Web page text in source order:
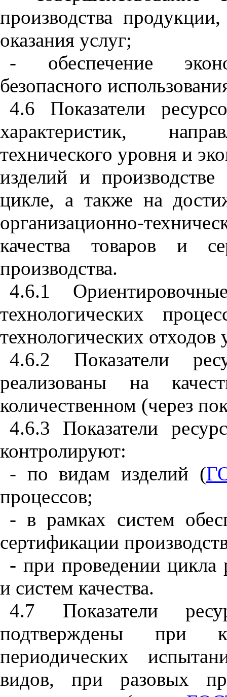
производства
оказания услуг;
- обеспечение
безопасного
4.6 Показатели
характеристик,
технического уровня и
изделий и
цикле, а также на
организационно-
качества товаров и
производства.
4.6.1
технологических
технологических
4.6.2 Показатели
реализованы на
количественном (через
4.6.3 Показатели
контролируют:
- по видам изделий (
процессов;
- в рамках систем
сертификации
- при проведении цикла
и систем качества.
4.7 Показатели
подтверждены при
периодических
видов, при разовых